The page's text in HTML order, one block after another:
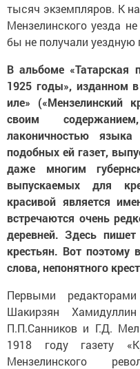
тысяч экземпляров. К
Мензелинского уезда
бы не получали уездную
В альбоме «Татарская
1925 годы», изданном
иле» («Мензелинский
своим
лаконичностью
подобных ей газет,
даже многим
выпускаемых для
красивой является
встречаются очень
деревней. Здесь
крестьян. Вот поэтому
слова, непонятного
Первыми
Шакирзян
П.П.Санников и Г.Д.
1918 году газету
Мензелинского